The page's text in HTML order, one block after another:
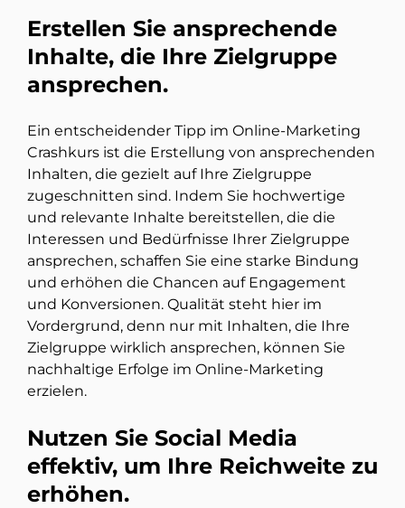
Erstellen Sie ansprechende
Inhalte, die Ihre Zielgruppe
ansprechen.
Ein entscheidender Tipp im Online-Marketing
Crashkurs ist die Erstellung von ansprechenden
Inhalten, die gezielt auf Ihre Zielgruppe
zugeschnitten sind. Indem Sie hochwertige
und relevante Inhalte bereitstellen, die die
Interessen und Bedürfnisse Ihrer Zielgruppe
ansprechen, schaffen Sie eine starke Bindung
und erhöhen die Chancen auf Engagement
und Konversionen. Qualität steht hier im
Vordergrund, denn nur mit Inhalten, die Ihre
Zielgruppe wirklich ansprechen, können Sie
nachhaltige Erfolge im Online-Marketing
erzielen.
Nutzen Sie Social Media
effektiv, um Ihre Reichweite zu
erhöhen.